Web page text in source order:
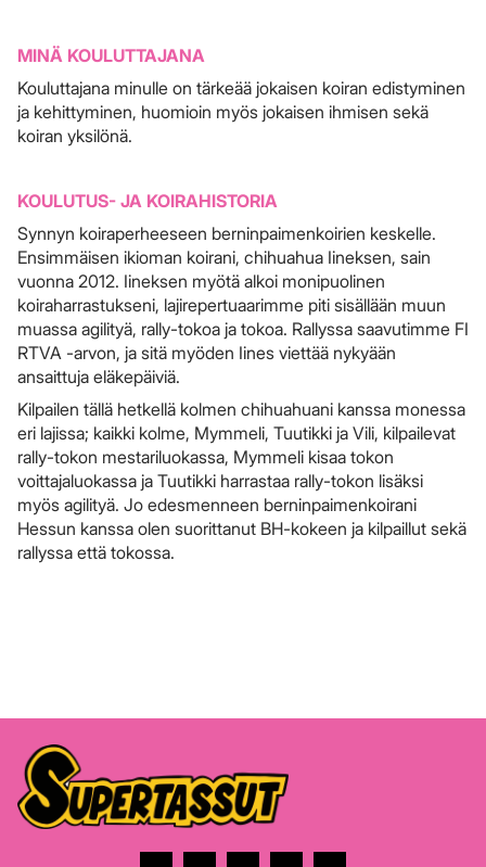
MINÄ KOULUTTAJANA
Kouluttajana minulle on tärkeää jokaisen koiran edistyminen
ja kehittyminen, huomioin myös jokaisen ihmisen sekä
koiran yksilönä.
KOULUTUS- JA KOIRAHISTORIA
Synnyn koiraperheeseen berninpaimenkoirien keskelle.
Ensimmäisen ikioman koirani, chihuahua Iineksen, sain
vuonna 2012. Iineksen myötä alkoi monipuolinen
koiraharrastukseni, lajirepertuaarimme piti sisällään muun
muassa agilityä, rally-tokoa ja tokoa. Rallyssa saavutimme FI
RTVA -arvon, ja sitä myöden Iines viettää nykyään
ansaittuja eläkepäiviä.
Kilpailen tällä hetkellä kolmen chihuahuani kanssa monessa
eri lajissa; kaikki kolme, Mymmeli, Tuutikki ja Vili, kilpailevat
rally-tokon mestariluokassa, Mymmeli kisaa tokon
voittajaluokassa ja Tuutikki harrastaa rally-tokon lisäksi
myös agilityä. Jo edesmenneen berninpaimenkoirani
Hessun kanssa olen suorittanut BH-kokeen ja kilpaillut sekä
rallyssa että tokossa.